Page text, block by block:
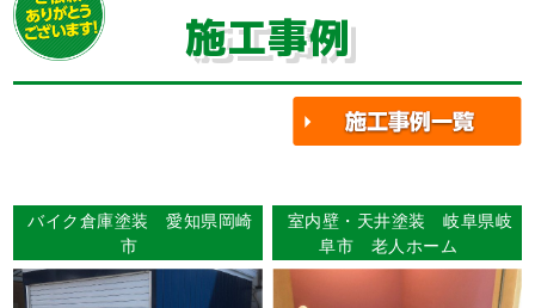
施工事例
バイク倉庫塗装 愛知県岡崎
市
室内壁・天井塗装 岐阜県岐
阜市 老人ホーム